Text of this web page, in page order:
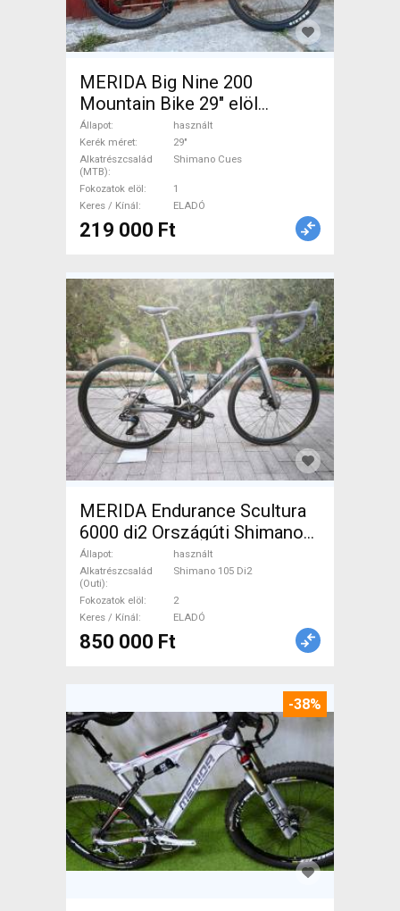
MERIDA Big Nine 200
Mountain Bike 29" elöl
teleszkópos Shimano Cues
használt ELADÓ
Állapot
használt
Kerék méret
29"
Alkatrészcsalád
(MTB)
Shimano Cues
Fokozatok elöl
1
Keres / Kínál
ELADÓ
219 000 Ft
MERIDA Endurance Scultura
6000 di2 Országúti Shimano
105 Di2 tárcsafék használt
ELADÓ
Állapot
használt
Alkatrészcsalád
(Outi)
Shimano 105 Di2
Fokozatok elöl
2
Keres / Kínál
ELADÓ
850 000 Ft
-38%